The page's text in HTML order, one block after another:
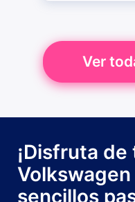
Ver
¡Disfruta
sencillos